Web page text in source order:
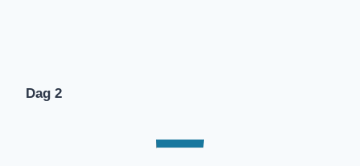
Dag 2